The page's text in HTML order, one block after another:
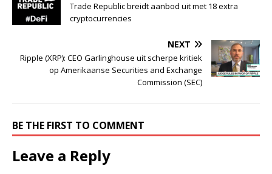
Trade Republic breidt aanbod uit met 18 extra
cryptocurrencies
NEXT
Ripple (XRP): CEO Garlinghouse uit scherpe kritiek
op Amerikaanse Securities and Exchange
Commission (SEC)
BE THE FIRST TO COMMENT
Leave a Reply